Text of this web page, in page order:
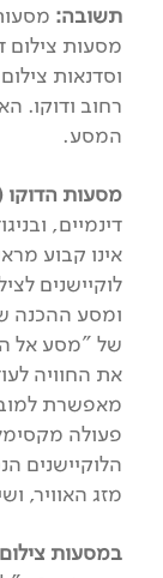
תשובה:
מסעות צילום
וסדנאות
רחוב ודוקו.
המסע.
מסעות
דינמיים,
אינו קבוע
לוקיישנים
ומסע ההכנה
של "מסע אל
את החוויה
מאפשרת
פעולה
הלוקיישנים
מזג האוויר,
במסעות